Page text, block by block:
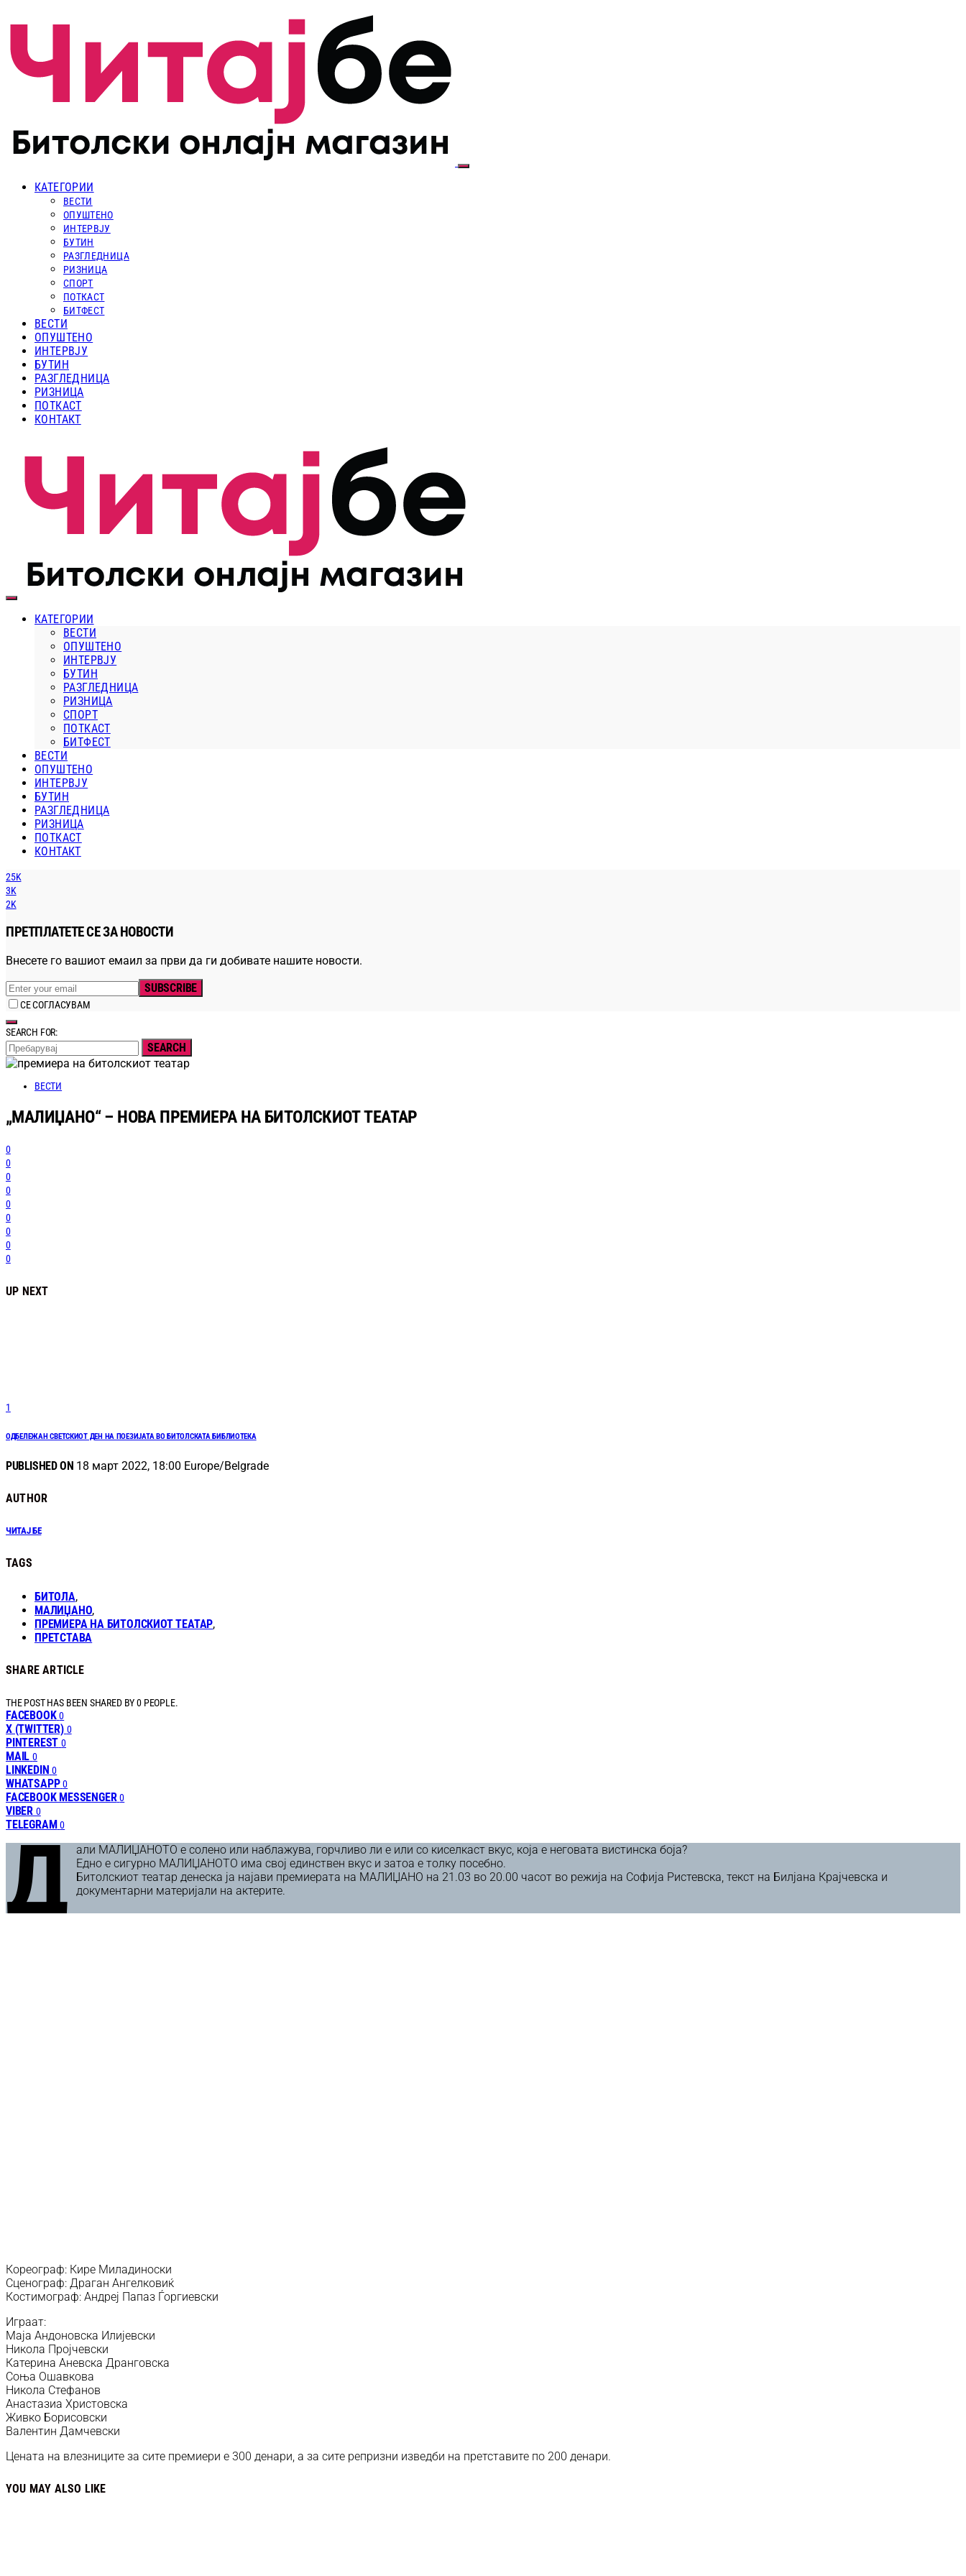
КАТЕГОРИИ
ВЕСТИ
ОПУШТЕНО
ИНТЕРВЈУ
БУТИН
РАЗГЛЕДНИЦА
РИЗНИЦА
СПОРТ
ПОТКАСТ
БИТФЕСТ
ВЕСТИ
ОПУШТЕНО
ИНТЕРВЈУ
БУТИН
РАЗГЛЕДНИЦА
РИЗНИЦА
ПОТКАСТ
КОНТАКТ
КАТЕГОРИИ
ВЕСТИ
ОПУШТЕНО
ИНТЕРВЈУ
БУТИН
РАЗГЛЕДНИЦА
РИЗНИЦА
СПОРТ
ПОТКАСТ
БИТФЕСТ
ВЕСТИ
ОПУШТЕНО
ИНТЕРВЈУ
БУТИН
РАЗГЛЕДНИЦА
РИЗНИЦА
ПОТКАСТ
КОНТАКТ
25K
3K
2K
ПРЕТПЛАТЕТЕ СЕ ЗА НОВОСТИ
Внесете го вашиот емаил за први да ги добивате нашите новости.
SUBSCRIBE
СЕ СОГЛАСУВАМ
SEARCH FOR:
SEARCH
ВЕСТИ
„МАЛИЏАНО“ – НОВА ПРЕМИЕРА НА БИТОЛСКИОТ ТЕАТАР
0
0
0
0
0
0
0
0
0
UP NEXT
1
ОДБЕЛЕЖАН СВЕТСКИОТ ДЕН НА ПОЕЗИЈАТА ВО БИТОЛСКАТА БИБЛИОТЕКА
PUBLISHED ON 18 март 2022, 18:00 Europe/Belgrade
AUTHOR
ЧИТАЈ БЕ
TAGS
БИТОЛА,
МАЛИЏАНО,
ПРЕМИЕРА НА БИТОЛСКИОТ ТЕАТАР,
ПРЕТСТАВА
SHARE ARTICLE
THE POST HAS BEEN SHARED BY0 PEOPLE.
FACEBOOK 0
X (TWITTER) 0
PINTEREST 0
MAIL 0
LINKEDIN 0
WHATSAPP 0
FACEBOOK MESSENGER 0
VIBER 0
TELEGRAM 0
Д
али МАЛИЏАНОТО е солено или наблажува, горчливо ли е или со киселкаст вкус, која е неговата вистинска боја?
Едно е сигурно МАЛИЏАНОТО има свој единствен вкус и затоа е толку посебно.
Битолскиот театар денеска ја најави премиерата на МАЛИЏАНО на 21.03 во 20.00 часот во режија на Софија Ристевска, текст на Билјана Крајчевска и
документарни материјали на актерите.
Кореограф: Кире Миладиноски
Сценограф: Драган Ангелковиќ
Костимограф: Андреј Папаз Ѓоргиевски
Играат:
Маја Андоновска Илијевски
Никола Пројчевски
Катерина Аневска Дранговска
Соња Ошавкова
Никола Стефанов
Анастазиа Христовска
Живко Борисовски
Валентин Дамчевски
Цената на влезниците за сите премиери е 300 денари, а за сите репризни изведби на претставите по 200 денари.
YOU MAY ALSO LIKE